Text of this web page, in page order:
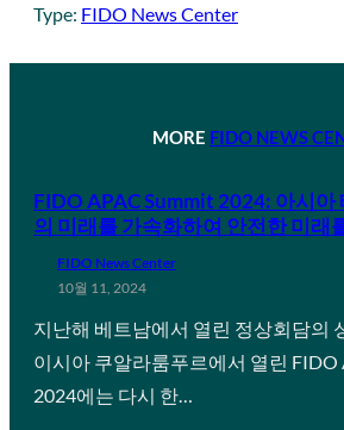
Type: FIDO News Center
MORE FIDO NEWS
FIDO APAC Summit 2024: 아시아
의 미래를 가속화하여 안전한 미래
FIDO News Center
10월 11, 2024
지난해 베트남에서 열린 정상회담의
이시아 쿠알라룸푸르에서 열린 FIDO
2024에는 다시 한…